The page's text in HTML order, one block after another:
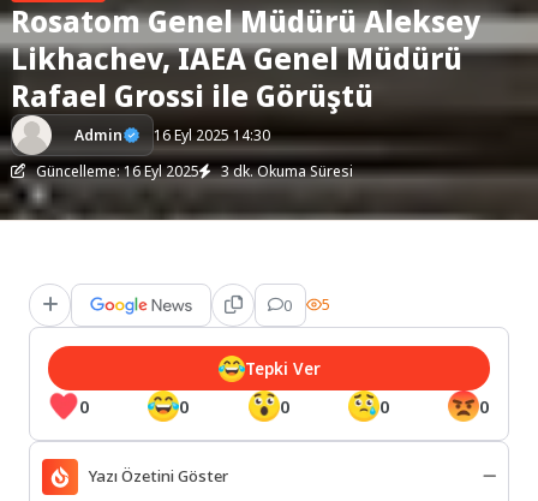
Rosatom Genel Müdürü Aleksey
Likhachev, IAEA Genel Müdürü
Rafael Grossi ile Görüştü
Admin
16 Eyl 2025 14:30
Güncelleme: 16 Eyl 2025
3 dk. Okuma Süresi
0 5
0 0 0 0 0
Tepki Ver
Yazı Özetini Göster